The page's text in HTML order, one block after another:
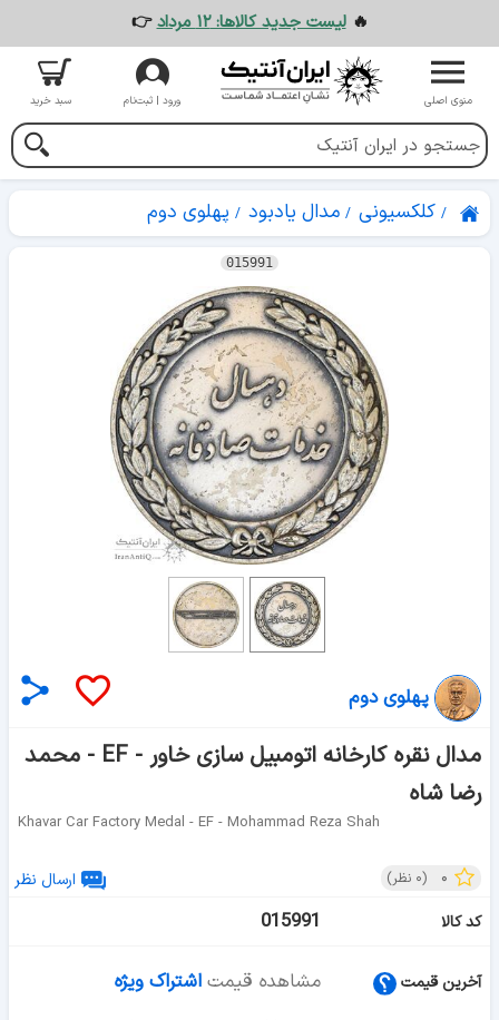
🔥لیست جدید کالاها: ۱۲ مرداد 👉
منوی اصلی ورود | ثبت‌نام سبد خرید
کلکسیونی مدال یادبود پهلوی دوم
015991
پهلوی دوم
مدال نقره کارخانه اتومبیل سازی خاور - EF - محمد
رضا شاه
Khavar Car Factory Medal - EF - Mohammad Reza Shah
۰ (۰ نظر)
ارسال نظر
کد کالا
015991
آخرین قیمت مشاهده قیمت اشتراک ویژه